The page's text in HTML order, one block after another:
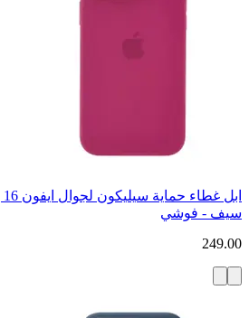
سيف - فوشي
249.00